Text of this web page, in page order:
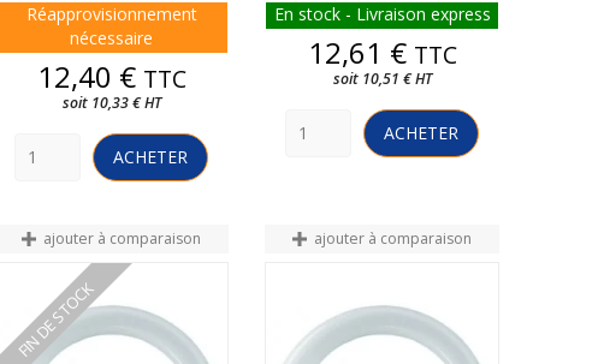
Réapprovisionnement
nécessaire
Prix
12,40 € TTC
soit 10,33 € HT
ACHETER
En stock - Livraison express
Prix
12,61 € TTC
soit 10,51 € HT
ACHETER
ajouter à comparaison
FIN DE STOCK
ajouter à comparaison